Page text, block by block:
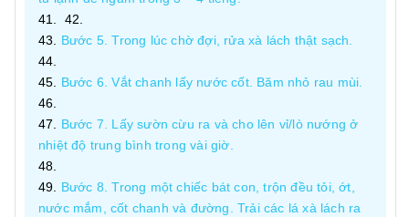
Bước 5. Trong lúc chờ đợi, rửa xà lách thật sạch.
Bước 6. Vắt chanh lấy nước cốt. Băm nhỏ rau mùi.
Bước 7. Lấy sườn cừu ra và cho lên vỉ/lò nướng ở
nhiệt độ trung bình trong vài giờ.
Bước 8. Trong một chiếc bát con, trộn đều tỏi, ớt,
nước mắm, cốt chanh và đường. Trải các lá xà lách ra